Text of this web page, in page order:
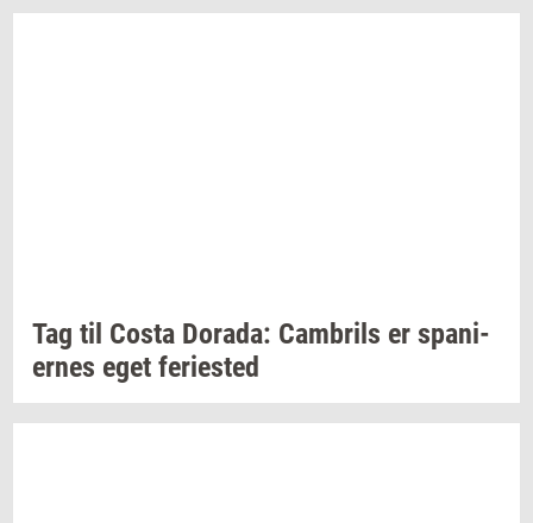
Tag til Costa Dora­da: Cam­brils er spa­ni­
er­nes eget fe­ri­e­sted